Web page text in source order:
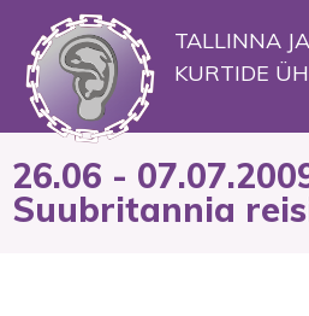
TALLINNA
KURTIDE
26.06 -
Suubritannia